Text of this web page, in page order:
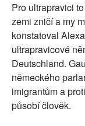
Pro ultrapravici
zemi zničí a my
konstatoval
ultrapravicové
Deutschland.
německého
imigrantům a
působí člověk.